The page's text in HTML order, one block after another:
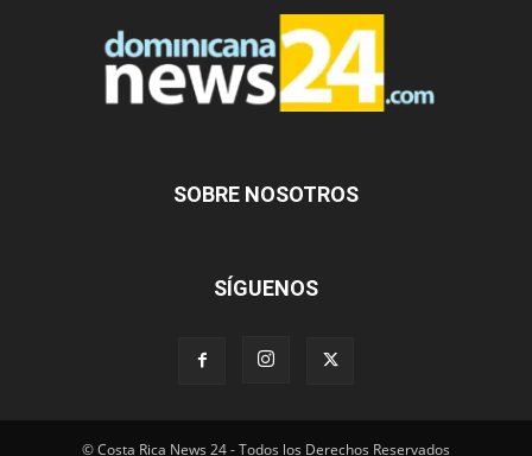
SOBRE NOSOTROS
SÍGUENOS
© Costa Rica News 24 - Todos los Derechos Reservados